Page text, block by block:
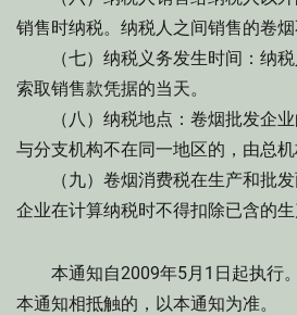
销售时纳税。纳税人之间销售的卷烟
（七）纳税义务发生时间：纳税
索取销售款凭据的当天。
（八）纳税地点：卷烟批发企业
与分支机构不在同一地区的，由总机
（九）卷烟消费税在生产和批发
企业在计算纳税时不得扣除已含的生
本通知自2009年5月1日起执行
本通知相抵触的，以本通知为准。